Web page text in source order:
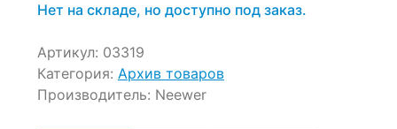
Нет на складе, но доступно под заказ.
Артикул: 03319
Категория: Архив товаров
Производитель: Neewer